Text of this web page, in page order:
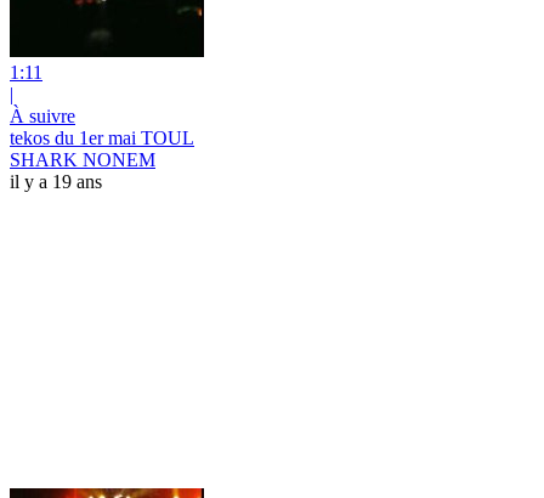
1:11
|
À suivre
tekos du 1er mai TOUL
SHARK NONEM
il y a 19 ans